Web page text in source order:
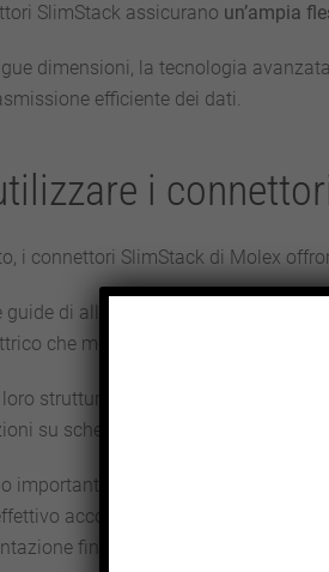
SlimStack assicurano un’ampia
dimensioni, la tecnologia
efficiente dei dati.
i
i connettori SlimStack di Molex
guide di allineamento, i connettori
che meccanico.
struttura compatta e al profilo
su schede a cablaggio stampato
importante è quello della sicurezza:
accoppiamento. Inoltre, i
fino a 15.0A.